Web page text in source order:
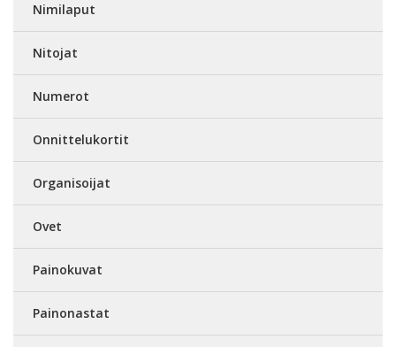
Nimilaput
Nitojat
Numerot
Onnittelukortit
Organisoijat
Ovet
Painokuvat
Painonastat